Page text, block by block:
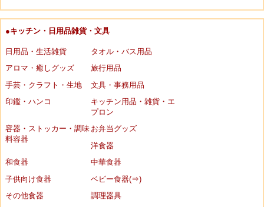
●キッチン・日用品雑貨・文具
日用品・生活雑貨
タオル・バス用品
アロマ・癒しグッズ
旅行用品
手芸・クラフト・生地
文具・事務用品
印鑑・ハンコ
キッチン用品・雑貨・エ
プロン
容器・ストッカー・調味
料容器
お弁当グッズ
洋食器
和食器
中華食器
子供向け食器
ベビー食器(⇒)
その他食器
調理器具